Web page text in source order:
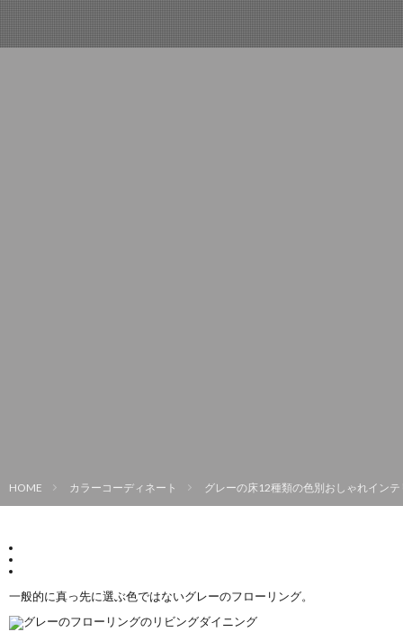
HOME カラーコーディネート グレーの床12種類の色別おしゃれイン
一般的に真っ先に選ぶ色ではないグレーのフローリング。